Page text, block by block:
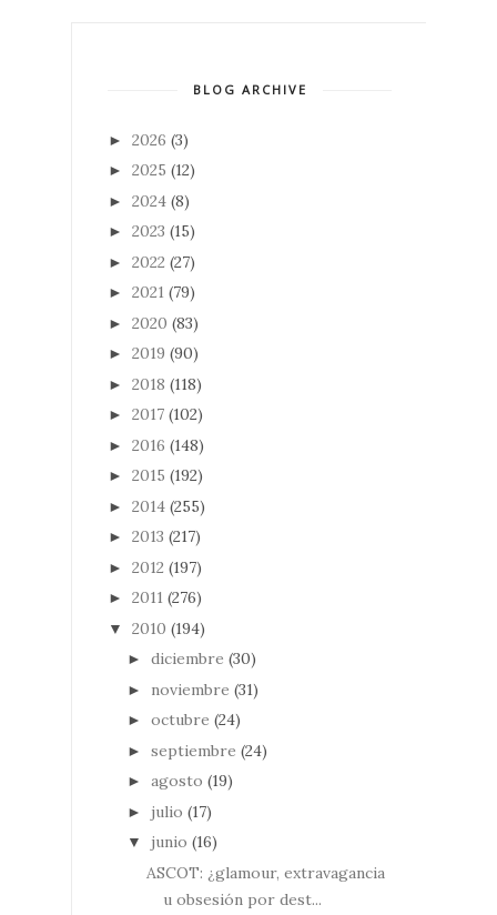
BLOG ARCHIVE
► 2026 (3)
► 2025 (12)
► 2024 (8)
► 2023 (15)
► 2022 (27)
► 2021 (79)
► 2020 (83)
► 2019 (90)
► 2018 (118)
► 2017 (102)
► 2016 (148)
► 2015 (192)
► 2014 (255)
► 2013 (217)
► 2012 (197)
► 2011 (276)
▼ 2010 (194)
► diciembre (30)
► noviembre (31)
► octubre (24)
► septiembre (24)
► agosto (19)
► julio (17)
▼ junio (16)
ASCOT: ¿glamour, extravagancia
u obsesión por dest...